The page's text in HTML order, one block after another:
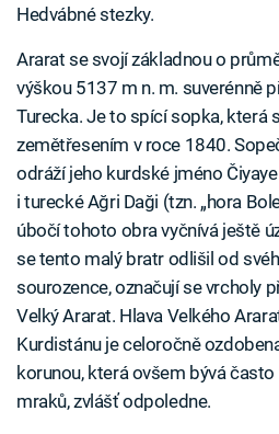
Hedvábné stezky.
Ararat se svojí základnou o
výškou 5137 m n. m. suverénně
Turecka. Je to spící sopka, která
zemětřesením v roce 1840.
odráží jeho kurdské jméno Čiyaye
i turecké Ağri Daği (tzn. „hora
úbočí tohoto obra vyčnívá ještě
se tento malý bratr odlišil od
sourozence, označují se vrcholy
Velký Ararat. Hlava Velkého
Kurdistánu je celoročně
korunou, která ovšem bývá
mraků, zvlášť odpoledne.